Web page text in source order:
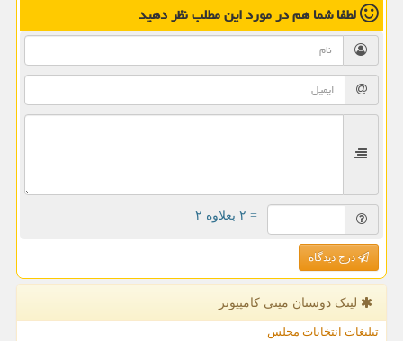
لطفا شما همدر مورد این مطلبنظر دهید
= ۲ بعلاوه ۲
درج دیدگاه
لینک دوستان مینی كامپیوتر
تبلیغات انتخابات مجلس